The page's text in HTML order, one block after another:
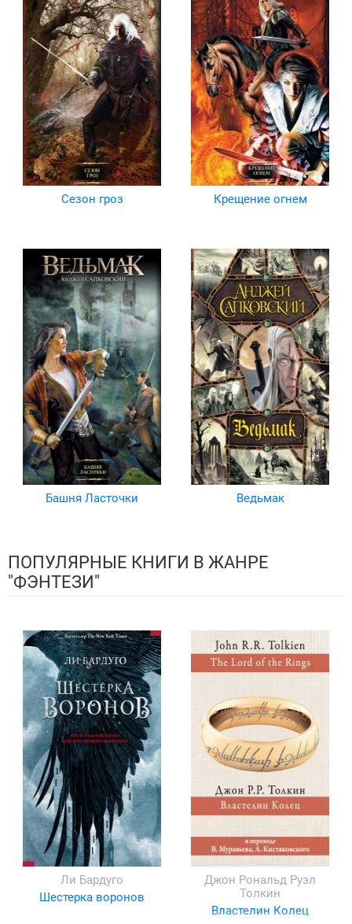
Сезон гроз Крещение огнем
Башня Ласточки Ведьмак
ПОПУЛЯРНЫЕ КНИГИ В ЖАНРЕ
"ФЭНТЕЗИ"
Ли Бардуго
Шестерка воронов
Джон Рональд Руэл
Толкин
Властелин Колец